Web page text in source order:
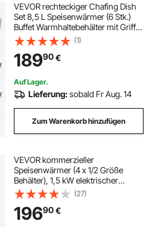
VEVOR rechteckiger Chafing Dish
Set 8,5 L Speisenwärmer (6 Stk.)
Buffet Warmhaltebehälter mit Griff &
3 Lebensmittelzangen & Deckel &
Brennstoffhalter, geeignet für
Bankett Party Hochzeit Silber
(1)
18990€
Auf Lager.
Lieferung:sobald Fr Aug. 14
Zum Warenkorb hinzufügen
VEVOR kommerzieller
Speisenwärmer (4 x 1/2 Größe
Behälter), 1,5 kW elektrischer
Wärmebehälter aus Edelstahl mit
Glasabdeckung & Suppenkelle,
Chafing Dishes Set für Catering
Restaurant Party
(27)
19690€